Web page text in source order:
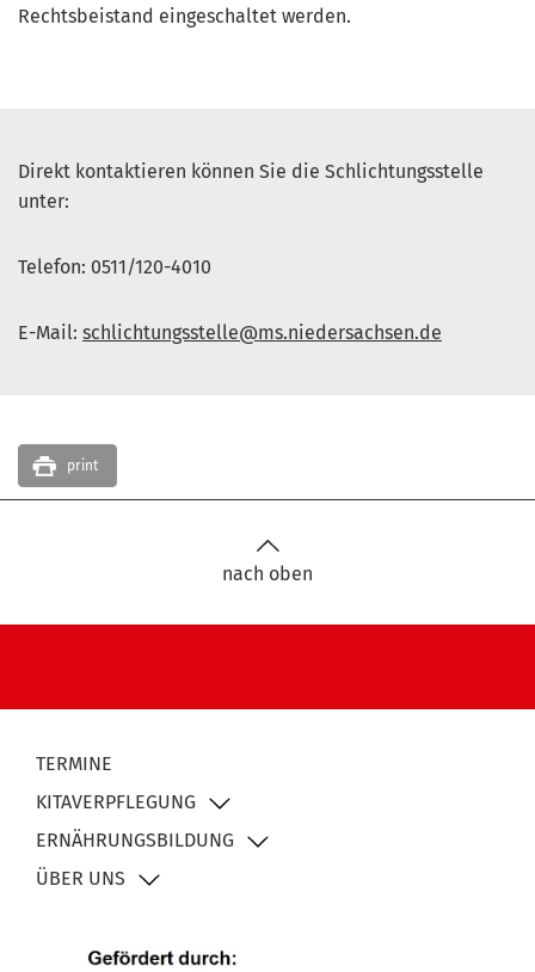
Rechtsbeistand eingeschaltet werden.
Direkt kontaktieren können Sie die Schlichtungsstelle
unter:
Telefon: 0511/120-4010
E-Mail: schlichtungsstelle@ms.niedersachsen.de
print
nach oben
TERMINE
KITAVERPFLEGUNG
ERNÄHRUNGSBILDUNG
ÜBER UNS